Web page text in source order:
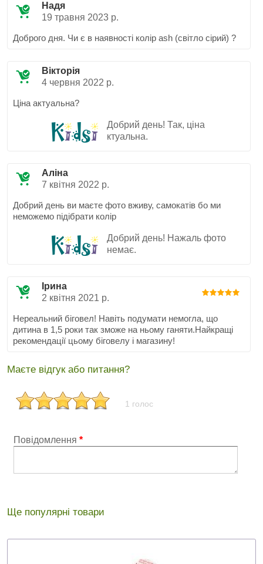
Надя
19 травня 2023 р.
Доброго дня. Чи є в наявності колір ash (світло сірий) ?
Вікторія
4 червня 2022 р.
Ціна актуальна?
Добрий день! Так, ціна
ктуальна.
Аліна
7 квітня 2022 р.
Добрий день ви маєте фото вживу, самокатів бо ми
неможемо підібрати колір
Добрий день! Нажаль фото
немає.
Ірина
2 квітня 2021 р.
Нереальний біговел! Навіть подумати немогла, що
дитина в 1,5 роки так зможе на ньому ганяти.Найкращі
рекомендації цьому біговелу і магазину!
Маєте відгук або питання?
1 голос
Повідомлення *
Ще популярні товари